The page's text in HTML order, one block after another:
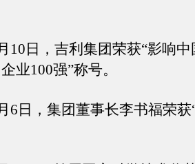
日，吉利集团荣获“影响
业100强”称号。
，集团董事长李书福荣获